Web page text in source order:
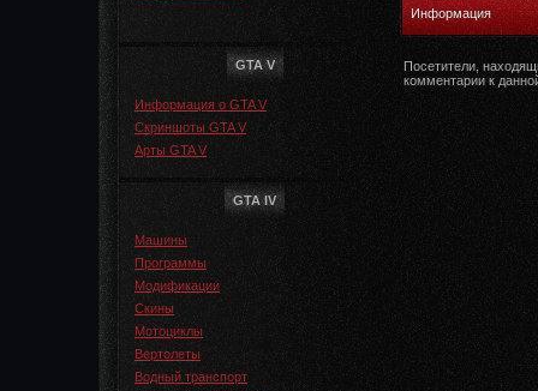
GTA V
Информация о GTA V
Скриншоты GTA V
Арты GTA V
GTA IV
Машины
Программы
Модификации
Скины
Мотоциклы
Вертолеты
Водный транспорт
Информация
Посетители,
комментарии к